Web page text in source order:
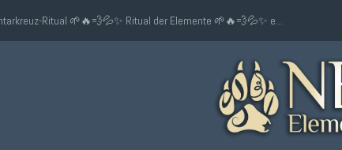
Ritual 🌱🔥💨💦✨ Ritual der Elemente 🌱🔥💨💦✨ e...